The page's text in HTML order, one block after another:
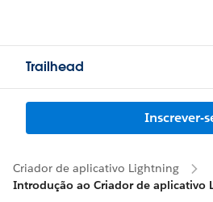
Trailhead
Inscrever-
Criador de aplicativo Lightning
Introdução ao Criador de aplicativo